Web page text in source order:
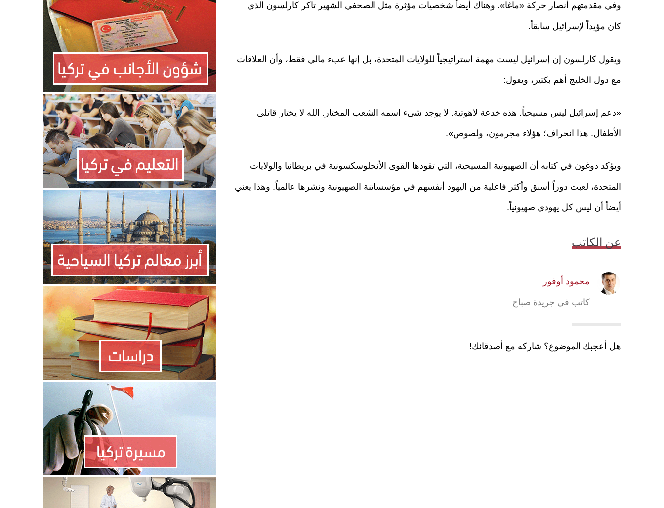
وفي مقدمتهم أنصار حركة «ماغا». وهناك أيضاً شخصيات مؤثرة مثل الصحفي الشهير تاكر كارلسون الذي
كان مؤيداً لإسرائيل سابقاً.
ويقول كارلسون إن إسرائيل ليست مهمة استراتيجياً للولايات المتحدة، بل إنها عبء مالي فقط، وأن العلاقات
مع دول الخليج أهم بكثير، ويقول:
«دعم إسرائيل ليس مسيحياً. هذه خدعة لاهوتية. لا يوجد شيء اسمه الشعب المختار. الله لا يختار قاتلي
الأطفال. هذا انحراف؛ هؤلاء مجرمون، ولصوص».
ويؤكد دوغون في كتابه أن الصهيونية المسيحية، التي تقودها القوى الأنجلوسكسونية في بريطانيا والولايات
المتحدة، لعبت دوراً أسبق وأكثر فاعلية من اليهود أنفسهم في مؤسساتنة الصهيونية ونشرها عالمياً. وهذا يعني
أيضاً أن ليس كل يهودي صهيونياً.
عن الكاتب
محمود أوفور
كاتب في جريدة صباح
هل أعجبك الموضوع؟ شاركه مع أصدقائك!